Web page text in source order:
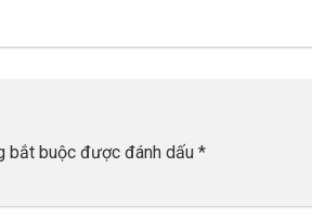
bắt buộc được đánh dấu *